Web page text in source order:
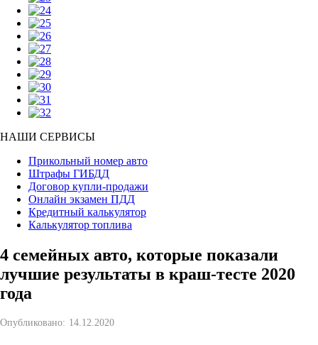
НАШИ СЕРВИСЫ
Прикольный номер авто
Штрафы ГИБДД
Договор купли-продажи
Онлайн экзамен ПДД
Кредитный калькулятор
Калькулятор топлива
4 семейных авто, которые показали
лучшие результаты в краш-тесте 2020
года
Опубликовано: 14.12.2020